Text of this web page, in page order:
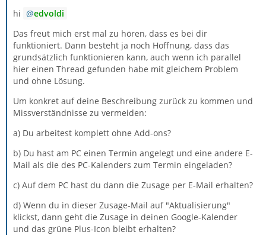
hi
edvoldi
Das freut mich erst mal zu hören, dass es bei dir
funktioniert. Dann besteht ja noch Hoffnung, dass das
grundsätzlich funktionieren kann, auch wenn ich parallel
hier einen Thread gefunden habe mit gleichem Problem
und ohne Lösung.
Um konkret auf deine Beschreibung zurück zu kommen und
Missverständnisse zu vermeiden:
a) Du arbeitest komplett ohne Add-ons?
b) Du hast am PC einen Termin angelegt und eine andere E-
Mail als die des PC-Kalenders zum Termin eingeladen?
c) Auf dem PC hast du dann die Zusage per E-Mail erhalten?
d) Wenn du in dieser Zusage-Mail auf "Aktualisierung"
klickst, dann geht die Zusage in deinen Google-Kalender
und das grüne Plus-Icon bleibt erhalten?